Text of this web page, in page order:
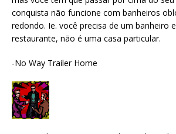
conquista não funcione com banheiros
redondo. Ie. você precisa de um banheiro
restaurante, não é uma casa particular.
-No Way Trailer Home